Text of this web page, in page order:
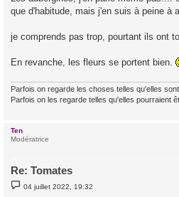
que d'habitude, mais j'en suis à peine à
je comprends pas trop, pourtant ils ont
En revanche, les fleurs se portent bien.
Parfois on regarde les choses telles qu'elles
Parfois on les regarde telles qu'elles pourraient
Ten
Modératrice
Re: Tomates
M
e
04 juillet 2022, 19:32